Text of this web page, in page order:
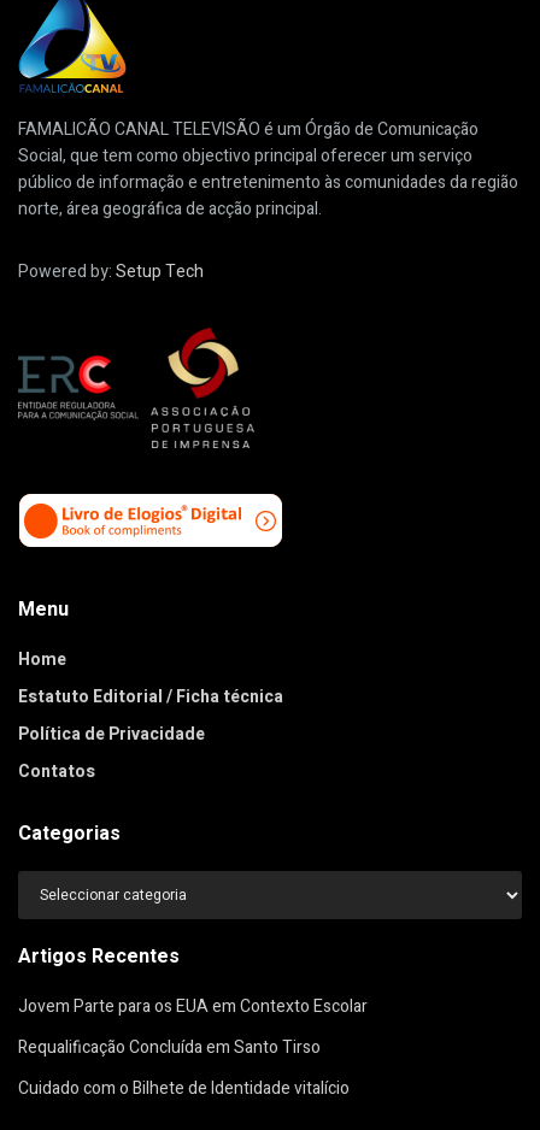
FAMALICÃO CANAL TELEVISÃO é um Órgão de Comunicação
Social, que tem como objectivo principal oferecer um serviço
público de informação e entretenimento às comunidades da região
norte, área geográfica de acção principal.
Powered by:Setup Tech
Menu
Home
Estatuto Editorial / Ficha técnica
Política de Privacidade
Contatos
Categorias
Categorias
Artigos Recentes
Jovem Parte para os EUA em Contexto Escolar
Requalificação Concluída em Santo Tirso
Cuidado com o Bilhete de Identidade vitalício